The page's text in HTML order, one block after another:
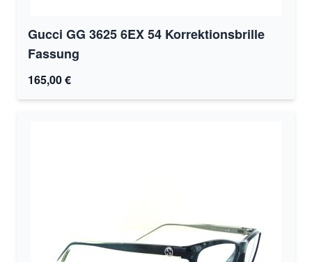
Gucci GG 3625 6EX 54 Korrektionsbrille
Fassung
165,00 €